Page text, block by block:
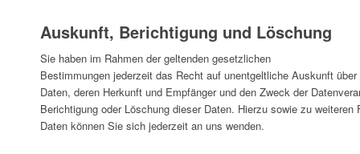
Auskunft, Berichtigung und Löschung
Sie haben im Rahmen der geltenden gesetzlichen
Bestimmungen jederzeit das Recht auf unentgeltliche Auskunft
Daten, deren Herkunft und Empfänger und den Zweck der
Berichtigung oder Löschung dieser Daten. Hierzu sowie zu
Daten können Sie sich jederzeit an uns wenden.